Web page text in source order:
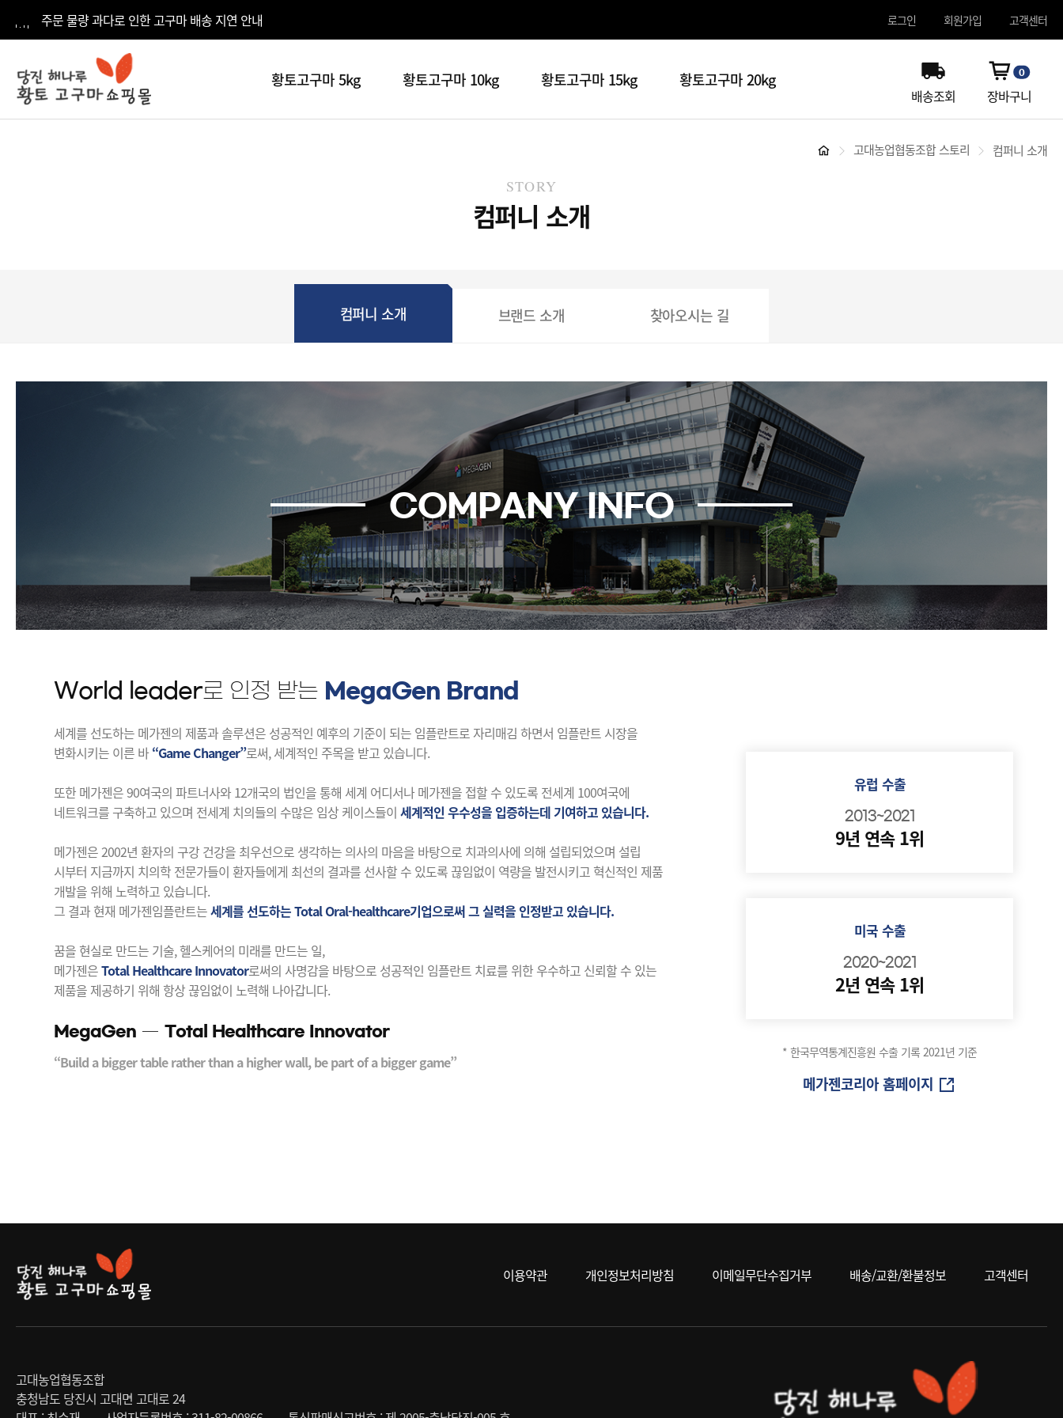
주문 물량 과다로 인한 고구마 배송 지연 안내 로그인 회원가입 고객센터
황토고구마 5kg 황토고구마 10kg 황토고구마 15kg 황토고구마 20kg
배송조회 장바구니
0
고대농업협동조합 스토리 컴퍼니 소개
STORY
컴퍼니 소개
컴퍼니 소개 브랜드 소개 찾아오시는 길
COMPANY INFO
World leader로 인정 받는 MegaGen Brand
세계를 선도하는 메가젠의 제품과 솔루션은 성공적인 예후의 기준이 되는 임플란트로 자리매김 하면서 임플란트 시장을
변화시키는 이른 바“Game Changer”로써, 세계적인 주목을 받고 있습니다.
또한 메가젠은 90여국의 파트너사와 12개국의 법인을 통해 세계 어디서나 메가젠을 접할 수 있도록 전세계 100여국에
네트워크를 구축하고 있으며 전세계 치의들의 수많은 임상 케이스들이 세계적인 우수성을 입증하는데 기여하고 있습니다.
메가젠은 2002년 환자의 구강 건강을 최우선으로 생각하는 의사의 마음을 바탕으로 치과의사에 의해 설립되었으며 설립
시부터 지금까지 치의학 전문가들이 환자들에게 최선의 결과를 선사할 수 있도록 끊임없이 역량을 발전시키고 혁신적인 제품
개발을 위해 노력하고 있습니다.
그 결과 현재 메가젠임플란트는세계를 선도하는 Total Oral-healthcare기업으로써 그 실력을 인정받고 있습니다.
꿈을 현실로 만드는 기술, 헬스케어의 미래를 만드는 일,
메가젠은Total Healthcare Innovator로써의 사명감을 바탕으로 성공적인 임플란트 치료를 위한 우수하고 신뢰할 수 있는
제품을 제공하기 위해 항상 끊임없이 노력해 나아갑니다.
MegaGen Total Healthcare Innovator
“Build a bigger table rather than a higher wall, be part of a bigger game”
유럽 수출
2013~2021
9년 연속 1위
미국 수출
2020~2021
2년 연속 1위
* 한국무역통계진흥원 수출 기록 2021년 기준
메가젠코리아 홈페이지
이용약관 개인정보처리방침 이메일무단수집거부 배송/교환/환불정보 고객센터
고대농업협동조합
충청남도 당진시 고대면 고대로 24
고대농업협동조합
스토리